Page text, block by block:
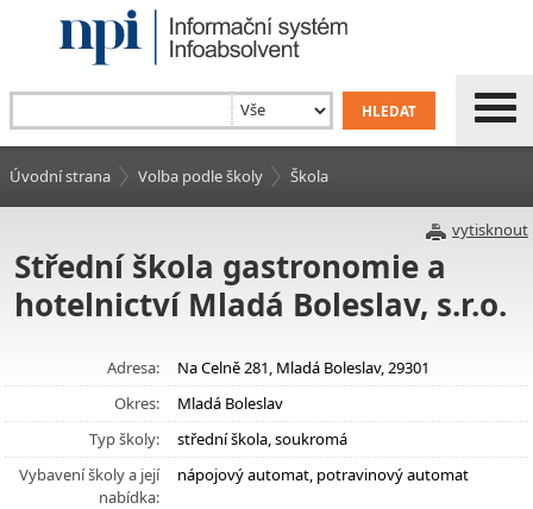
Úvodní strana Volba podle školy Škola
vytisknout
Střední škola gastronomie a
hotelnictví Mladá Boleslav, s.r.o.
Adresa:
Na Celně 281, Mladá Boleslav, 29301
Okres:
Mladá Boleslav
Typ školy:
střední škola, soukromá
Vybavení školy a její
nabídka:
nápojový automat, potravinový automat